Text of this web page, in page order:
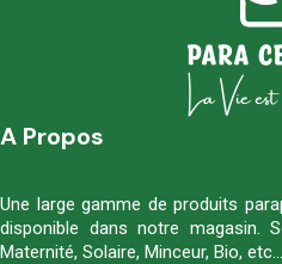
A Propos
Une large gamme de produits
disponible dans notre magasin.
Maternité, Solaire, Minceur, Bio, etc…